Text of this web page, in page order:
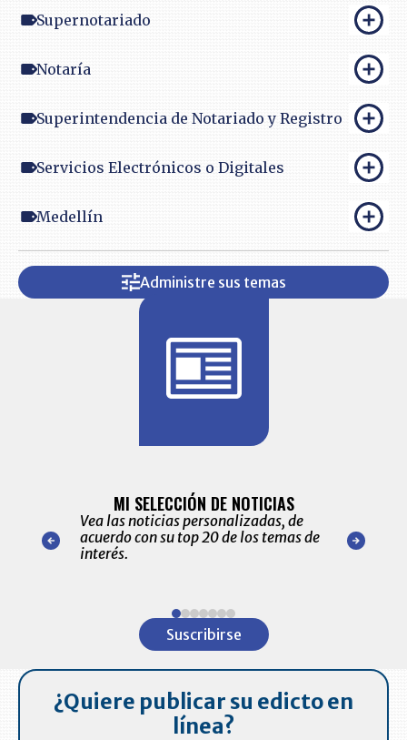
Supernotariado
Notaría
Superintendencia de Notariado y Registro
Servicios Electrónicos o Digitales
Medellín
Administre sus temas
nuestro
para
MI SELECCIÓN DE NOTICIAS
Vea las noticias personalizadas, de
acuerdo con su top 20 de los temas de
interés.
de las
Suscribirse
¿Quiere publicar su edicto en
línea?